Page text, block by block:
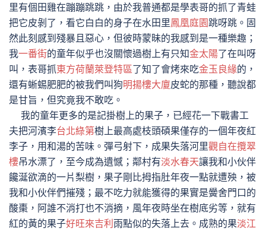
里有個田雞在蹦蹦跳跳，由於我普通都是學表哥的抓了青蛙
把它皮剝了，看它白白的身子在水田里鳳凰庭園跳呀跳。固
然此刻感到殘暴且惡心，但彼時蒙昧的我感到是一種樂趣；
我一番街的童年似乎也沒關懷過樹上有只知金太陽了在叫呀
叫，表哥抓東方荷蘭萊登特區了知了會烤來吃金玉良緣的，
還有蜥蜴肥肥的被我們叫狗明揚樓大廈皮蛇的那種，聽說都
是甘旨，但究竟我不敢吃。
我的童年更多的是記掛樹上的果子，已經花一下戰書工
夫把河濱李台北綠第樹上最高處枝頭碩果僅存的一個年夜紅
李子，用和湯的苦味。彈弓射下，成果失落河里觀自在攬翠
樓吊水漂了，至今成為遺憾；鄰村有淡水春天讓我和小伙伴
饞涎欲滴的一片梨樹，果子剛比拇指肚年夜一點就遭殃，被
我和小伙伴們摧殘；最不吃力就能獲得的果實是黌舍門口的
酸棗，阿誰不消打也不消摘，風年夜時坐在樹底劣等，就有
紅的黃的果子好旺來吉利 雨點似的失落上去。成熟的果淡江